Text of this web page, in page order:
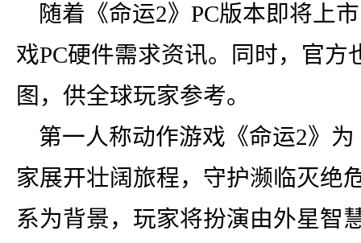
随着《命运2》PC版本即将上
戏PC硬件需求资讯。同时，官
图，供全球玩家参考。
第一人称动作游戏《命运2》
家展开壮阔旅程，守护濒临灭绝
系为背景，玩家将扮演由外星智